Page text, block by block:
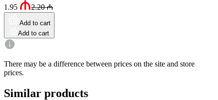
1.95
2.20₼
Add to cart
Add to cart
There may be a difference between prices on the site and store
prices.
Similar products